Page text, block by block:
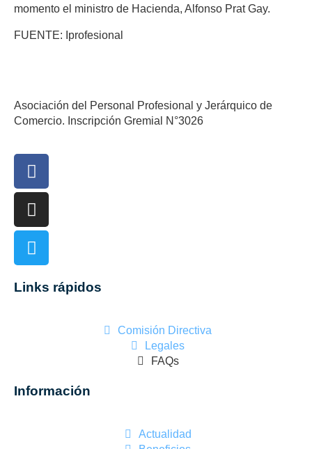
momento el ministro de Hacienda, Alfonso Prat Gay.
FUENTE: Iprofesional
Asociación del Personal Profesional y Jerárquico de
Comercio. Inscripción Gremial N°3026
Links rápidos
Comisión Directiva
Legales
FAQs
Información
Actualidad